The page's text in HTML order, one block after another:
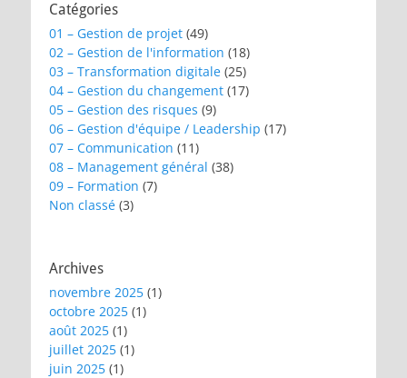
Catégories
01 – Gestion de projet (49)
02 – Gestion de l'information (18)
03 – Transformation digitale (25)
04 – Gestion du changement (17)
05 – Gestion des risques (9)
06 – Gestion d'équipe / Leadership (17)
07 – Communication (11)
08 – Management général (38)
09 – Formation (7)
Non classé (3)
Archives
novembre 2025 (1)
octobre 2025 (1)
août 2025 (1)
juillet 2025 (1)
juin 2025 (1)